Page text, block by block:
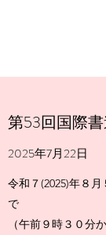
第53回国際
2025年7月22日
令和７(2025)年８
で
（午前９時３０分